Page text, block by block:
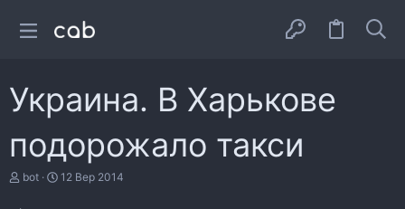
Украина. В Харькове
подорожало такси
А
bot
Д
12 Вер 2014